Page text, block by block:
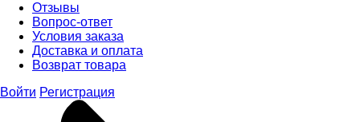
Отзывы
Вопрос-ответ
Условия заказа
Доставка и оплата
Возврат товара
Войти Регистрация